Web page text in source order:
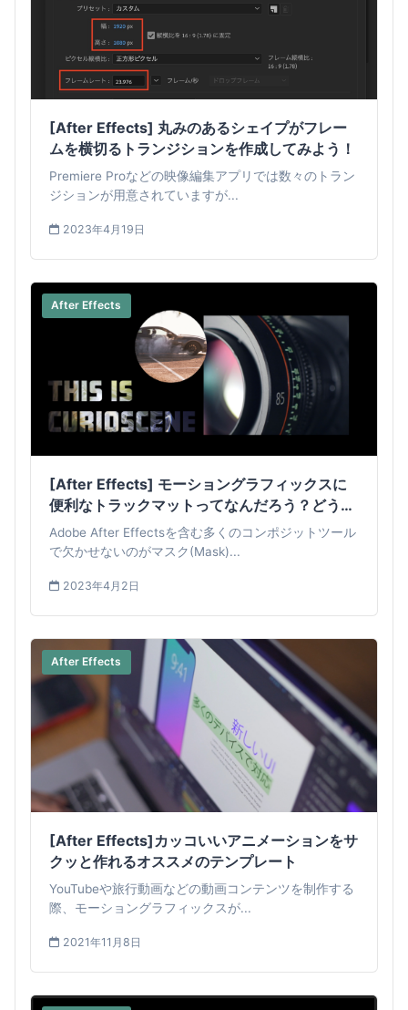
[After Effects] 丸みのあるシェイプがフレー
ムを横切るトランジションを作成してみよう！
Premiere Proなどの映像編集アプリでは数々のトラン
ジションが用意されていますが...
2023年4月19日
After Effects
[After Effects] モーショングラフィックスに
便利なトラックマットってなんだろう？どう使
えば良いの？
Adobe After Effectsを含む多くのコンポジットツール
で欠かせないのがマスク(Mask)...
2023年4月2日
After Effects
[After Effects]カッコいいアニメーションをサ
クッと作れるオススメのテンプレート
YouTubeや旅行動画などの動画コンテンツを制作する
際、モーショングラフィックスが...
2021年11月8日